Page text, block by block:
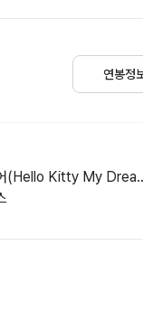
연봉정
헬로키티 마이 드